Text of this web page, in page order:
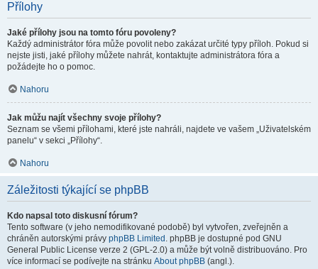
Přílohy
Jaké přílohy jsou na tomto fóru povoleny?
Každý administrátor fóra může povolit nebo zakázat určité typy příloh. Pokud si
nejste jisti, jaké přílohy můžete nahrát, kontaktujte administrátora fóra a
požádejte ho o pomoc.
Nahoru
Jak můžu najít všechny svoje přílohy?
Seznam se všemi přílohami, které jste nahráli, najdete ve vašem „Uživatelském
panelu“ v sekci „Přílohy“.
Nahoru
Záležitosti týkající se phpBB
Kdo napsal toto diskusní fórum?
Tento software (v jeho nemodifikované podobě) byl vytvořen, zveřejněn a
chráněn autorskými právy phpBB Limited . phpBB je dostupné pod GNU
General Public License verze 2 (GPL-2.0) a může být volně distribuováno. Pro
více informací se podívejte na stránku About phpBB (angl.).